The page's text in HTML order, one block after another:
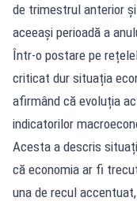
de trimestrul anterior
aceeași perioadă a
Într-o postare pe
criticat dur situația
afirmând că evoluția
indicatorilor
Acesta a descris
că economia ar fi
una de recul